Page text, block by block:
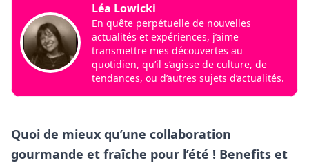
Léa Lowicki
En quête perpétuelle de nouvelles
actualités et expériences, j’aime
transmettre mes découvertes au
quotidien, qu’il s’agisse de culture, de
tendances, ou d’autres sujets d’actualités.
Quoi de mieux qu’une collaboration
gourmande et fraîche pour l’été ! Benefits et